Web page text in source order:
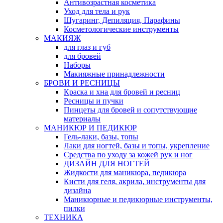
Антивозрастная косметика
Уход для тела и рук
Шугаринг, Депиляция, Парафины
Косметологические инструменты
МАКИЯЖ
для глаз и губ
для бровей
Наборы
Макияжные принадлежности
БРОВИ И РЕСНИЦЫ
Краска и хна для бровей и ресниц
Ресницы и пучки
Пинцеты для бровей и сопутствующие
материалы
МАНИКЮР И ПЕДИКЮР
Гель-лаки, базы, топы
Лаки для ногтей, базы и топы, укрепление
Средства по уходу за кожей рук и ног
ДИЗАЙН ДЛЯ НОГТЕЙ
Жидкости для маникюра, педикюра
Кисти для геля, акрила, инструменты для
дизайна
Маникюрные и педикюрные инструменты,
пилки
ТЕХНИКА